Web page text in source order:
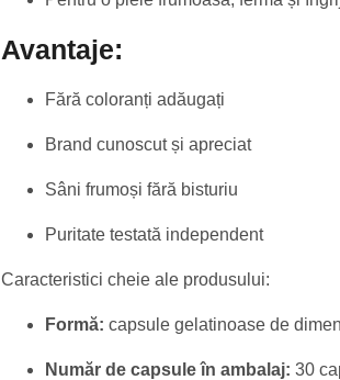
Avantaje:
Fără coloranți adăugați
Brand cunoscut și apreciat
Sâni frumoși fără bisturiu
Puritate testată independent
Caracteristici cheie ale produsului:
Formă: capsule gelatinoase de
Număr de capsule în ambalaj: 30